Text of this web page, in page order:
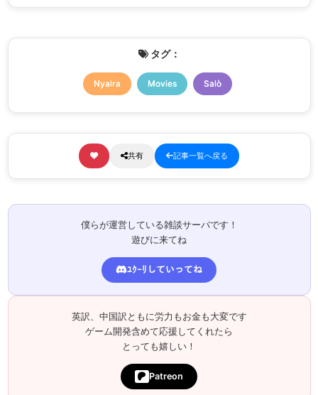
タグ：
Nyalra Movies Salò
共有 記事一覧へ戻る
僕らが運営している雑談サーバです！
遊びに来てね
ﾕｸｰﾘしていってね
英訳、中国訳ともに労力もお金も大変です
ゲーム開発含めて応援してくれたら
とっても嬉しい！
Patreon